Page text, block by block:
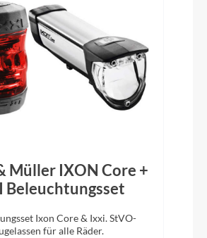
Mount, Bottom: 22.2x8mm
Pedale
ACID PP MTB
Full-Suspension
Müller IXON Core +
Beleuchtungsset
Ixon Core & Ixxi. StVO-
für alle Räder.